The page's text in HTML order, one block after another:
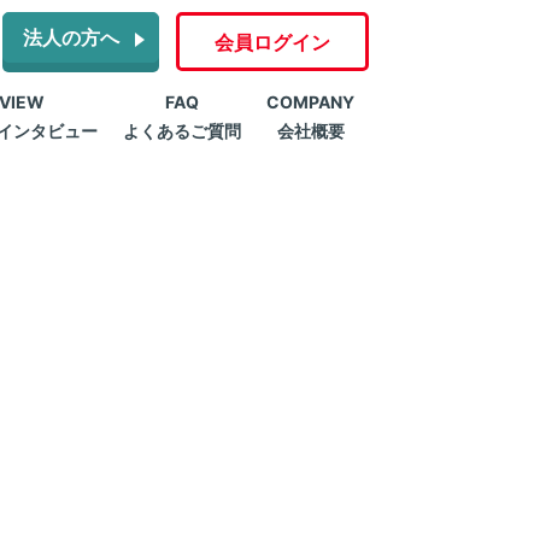
法人の方へ 会員ログイン
ンタビュー
FAQ
よくあるご質問
COMPANY
会社概要